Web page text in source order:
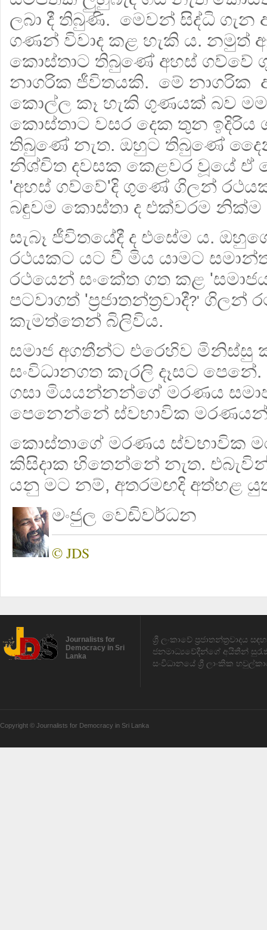
ලබා දී තිබුණි. මෙවන් සිද්ධි ගැන
ගණන් විවාද කළ හැකි ය. නමුත්
කොස්තාට තිබුණේ අහස් ගව්වේ
නාගරික ජීවිතයකි. මේ නාගරික
කොල්ල කෑ හැකි ගුණයක් බව මම
කොස්තාට වසර දෙක තුන ඉදිරිය
තිබුණේ නැත. ඔහුට තිබුණේ
නිශ්චිත දවසක කෙළවර වූයේ ඒ
'අහස් ගව්වේ'දි ගුණේ ගිලන්
බඳුවම කොස්තා ද එක්වරම නික්ම
සැබෑ ජීවිතයේදී ද එසේම ය.
රථයකට යට වී මිය යාමට
රථයෙන් සංකේත ගත කළ
පටවාගත් 'ප්‍රජාතන්ත්‍රවාදී?' ගිලන්
කැමත්තෙන් බිලිවිය.
සමාජ අගතීන්ට එරෙහිව මිනිස්සු
සංවිධානගත කැරලි දෑසට
ගසා මියයන්නන්ගේ මරණය
පෙනෙන්නේ ස්වභාවික
කොස්තාගේ මරණය ස්වභාවික
කිසිදාක හිතෙන්නේ නැත.
යනු මට නම්, අතරමඟදි අත්හළ
මංජුල වෙඩිවර්ධන
© JDS
Journalists for
Democracy in Sri
Lanka
ශ්‍රී ලංකාවේ ප්‍රජාතන්ත්‍රවාදය
ජනමාධ්‍යවේදීන්ගේ අයිතීන්
සංවිධානයේ ශ්‍රී ලාංකික
Copyright © Journalists for Democracy in Sri Lanka